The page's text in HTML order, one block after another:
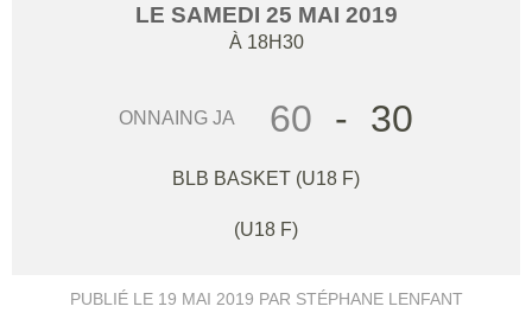
LE SAMEDI 25 MAI 2019
À 18H30
ONNAING JA 60 - 30
BLB BASKET (U18 F)
(U18 F)
PUBLIÉ LE 19 MAI 2019 PAR STÉPHANE LENFANT